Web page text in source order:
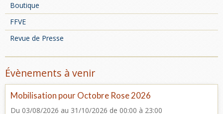
Boutique
FFVE
Revue de Presse
Évènements à venir
Mobilisation pour Octobre Rose 2026
Du 03/08/2026 au 31/10/2026 de 00:00 à 23:00